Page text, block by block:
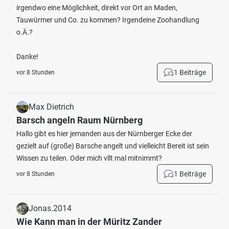
irgendwo eine Möglichkeit, direkt vor Ort an Maden,
Tauwürmer und Co. zu kommen? Irgendeine Zoohandlung
o.Ä.?
Danke!
vor 8 Stunden 1 Beiträge
Max Dietrich
Barsch angeln Raum Nürnberg
Hallo gibt es hier jemanden aus der Nürnberger Ecke der
gezielt auf (große) Barsche angelt und vielleicht Bereit ist sein
Wissen zu teilen. Oder mich vllt mal mitnimmt?
vor 8 Stunden 1 Beiträge
Jonas.2014
Wie Kann man in der Müritz Zander